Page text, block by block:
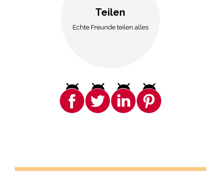
Teilen
Echte Freunde teilen alles